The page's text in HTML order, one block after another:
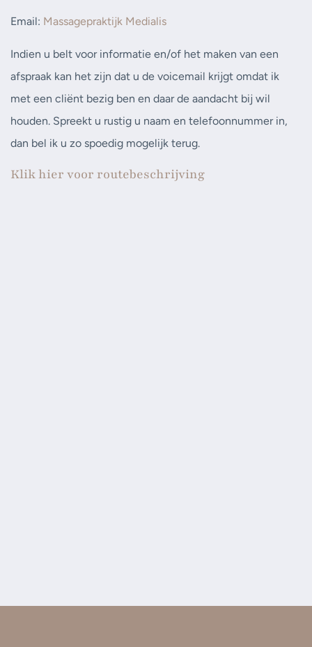
Email: Massagepraktijk Medialis
Indien u belt voor informatie en/of het maken van een
afspraak kan het zijn dat u de voicemail krijgt omdat ik
met een cliënt bezig ben en daar de aandacht bij wil
houden. Spreekt u rustig u naam en telefoonnummer in,
dan bel ik u zo spoedig mogelijk terug.
Klik hier voor routebeschrijving